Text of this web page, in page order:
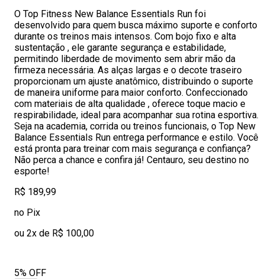
O Top Fitness New Balance Essentials Run foi
desenvolvido para quem busca máximo suporte e conforto
durante os treinos mais intensos. Com bojo fixo e alta
sustentação , ele garante segurança e estabilidade,
permitindo liberdade de movimento sem abrir mão da
firmeza necessária. As alças largas e o decote traseiro
proporcionam um ajuste anatômico, distribuindo o suporte
de maneira uniforme para maior conforto. Confeccionado
com materiais de alta qualidade , oferece toque macio e
respirabilidade, ideal para acompanhar sua rotina esportiva.
Seja na academia, corrida ou treinos funcionais, o Top New
Balance Essentials Run entrega performance e estilo. Você
está pronta para treinar com mais segurança e confiança?
Não perca a chance e confira já! Centauro, seu destino no
esporte!
R$ 189,99
no Pix
ou 2x de R$ 100,00
5% OFF